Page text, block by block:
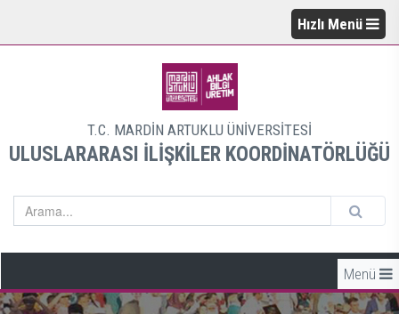
Hızlı Menü
T.C. MARDİN ARTUKLU ÜNİVERSİTESİ
ULUSLARARASI İLİŞKİLER KOORDİNATÖRLÜĞÜ
Menü